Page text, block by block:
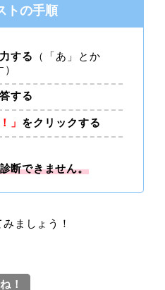
トの手順
する
（「あ」とか
する
」 をクリックする
断できません。
ましょう！
！